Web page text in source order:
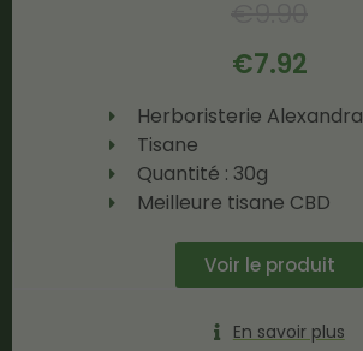
€7.92
Herboristerie Alexandra
Tisane
Quantité : 30g
Meilleure tisane CBD
Voir le produit
En savoir plus